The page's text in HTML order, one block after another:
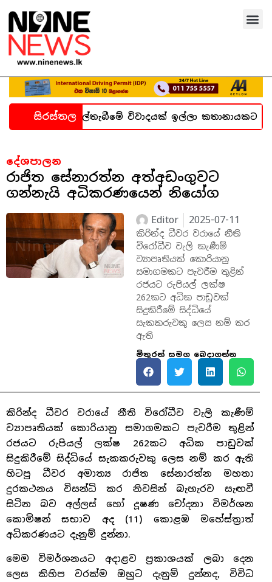
සිරස්තල
හදිසි කල්තැබීමේ විවාදයක් ඉල්ලා කතානායකට ලිපියක්
දේශපාලන
රාජිත සේනාරත්න අත්අඩංගුවට
ගන්නැයි අධිකරණයෙන් නියෝග
Editor 2025-07-11
කිරින්ද ධීවර වරායේ නීති
විරෝධීව වැලි කැණීම්
ව්‍යාපෘතියක් කොරියානු
සමාගමකට පැවරීම තුළින්
රජයට රුපියල් ලක්ෂ
262කට අධික පාඩුවක්
සිදුකිරීමේ සිද්ධියේ
සැකකරුවකු ලෙස නම් කර
ඇති
මිතුරන් සමග බෙදාගන්න
කිරින්ද ධීවර වරායේ නීති විරෝධීව වැලි කැණීම්
ව්‍යාපෘතියක් කොරියානු සමාගමකට පැවරීම තුළින්
රජයට රුපියල් ලක්ෂ 262කට අධික පාඩුවක්
සිදුකිරීමේ සිද්ධියේ සැකකරුවකු ලෙස නම් කර ඇති
හිටපු ධීවර අමාත්‍ය රාජිත සේනාරත්න මහතා
දුරකථනය විසන්ධි කර නිවසින් බැහැරව සැඟවී
සිටින බව අල්ලස් හෝ දූෂණ චෝදනා විමර්ශන
කොමිෂන් සභාව අද (11) කොළඹ මහේස්ත්‍රාත්
අධිකරණයට දැනුම් දුන්නා.
මෙම විමර්ශනයට අදාළව ප්‍රකාශයක් ලබා දෙන
ලෙස කිහිප වරක්ම ඔහුට දැනුම් දුන්නද, විවිධ